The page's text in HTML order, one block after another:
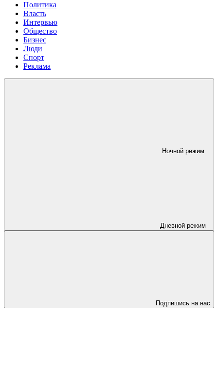
Политика
Власть
Интервью
Общество
Бизнес
Люди
Спорт
Реклама
Ночной режим
Дневной режим
Подпишись на нас